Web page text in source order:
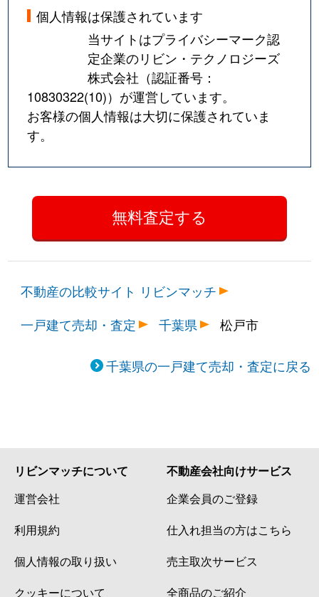
新松戸南
5,100万円
5,100万円
新松戸
6,700万円
新松戸南
3,700万円
馬橋
新松戸南
8,000万円
千駄堀
4,700万円
千駄堀
5,400万円
八柱
高塚新田
2,100万円
秋山
高塚新田
2,200万円
秋山
高塚新田
3,600万円
秋山
個人情報は保護されています
当サイトはプライバシーマーク認
定企業のリビン・テクノロジーズ
株式会社（認証番号：
10830322(10)）が運営しています。
お客様の個人情報は大切に保護されていま
す。
不動産の比較サイト リビンマッチ
一戸建て売却・査定
千葉県 松戸市
千葉県の一戸建て売却・査定に戻る
リビンマッチについて
運営会社
利用規約
個人情報の取り扱い
クッキーについて
不動産会社向けサービス
企業会員のご登録
仕入れ担当の方はこちら
売主取次サービス
全商品のご紹介